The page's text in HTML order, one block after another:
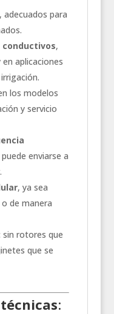
adecuados para
conductivos,
aplicaciones
los modelos
y servicio
enviarse a
, ya sea
de manera
sin rotores que
que se
: